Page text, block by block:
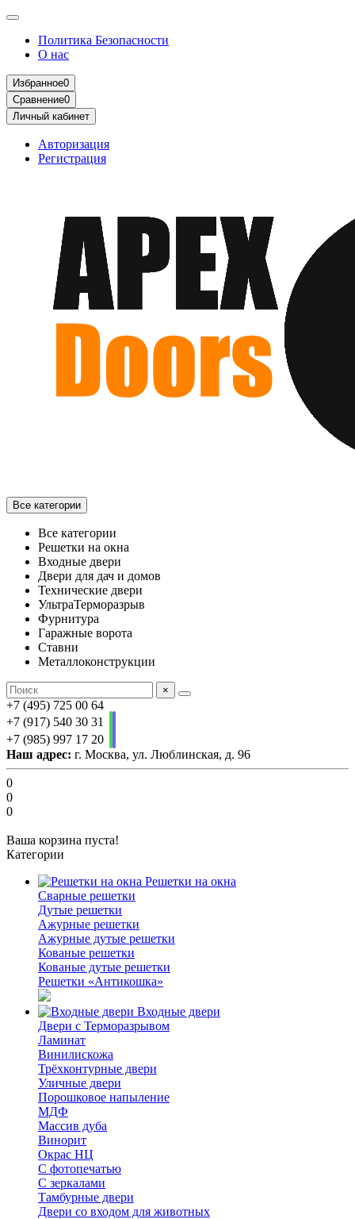
Политика Безопасности
О нас
Избранное0
Сравнение0
Личный кабинет
Авторизация
Регистрация
Все категории
Все категории
Решетки на окна
Входные двери
Двери для дач и домов
Технические двери
УльтраТерморазрыв
Фурнитура
Гаражные ворота
Ставни
Металлоконструкции
×
+7 (495) 725 00 64
+7 (917) 540 30 31
+7 (985) 997 17 20
Наш адрес: г. Москва, ул. Люблинская, д. 96
0
0
0
Ваша корзина пуста!
Категории
Решетки на окна
Сварные решетки
Дутые решетки
Ажурные решетки
Ажурные дутые решетки
Кованые решетки
Кованые дутые решетки
Решетки «Антикошка»
Входные двери
Двери с Терморазрывом
Ламинат
Винилискожа
Трёхконтурные двери
Уличные двери
Порошковое напыление
МДФ
Массив дуба
Винорит
Окрас НЦ
С фотопечатью
С зеркалами
Тамбурные двери
Двери со входом для животных